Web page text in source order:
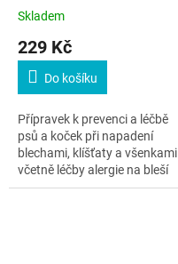
Skladem
229 Kč
Do košíku
Přípravek k prevenci a léčbě
psů a koček při napadení
blechami, klíšťaty a všenkami
včetně léčby alergie na bleší
kousnutí.